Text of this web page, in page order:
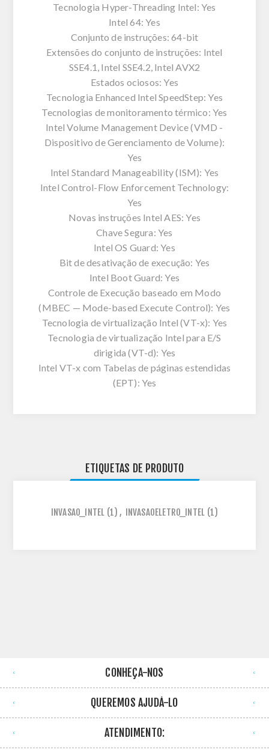
Tecnologia Hyper-Threading Intel: Yes
Intel 64: Yes
Conjunto de instruções: 64-bit
Extensões do conjunto de instruções: Intel
SSE4.1, Intel SSE4.2, Intel AVX2
Estados ociosos: Yes
Tecnologia Enhanced Intel SpeedStep: Yes
Tecnologias de monitoramento térmico: Yes
Intel Volume Management Device (VMD -
Dispositivo de Gerenciamento de Volume):
Yes
Intel Standard Manageability (ISM): Yes
Intel Control-Flow Enforcement Technology:
Yes
Novas instruções Intel AES: Yes
Chave Segura: Yes
Intel OS Guard: Yes
Bit de desativação de execução: Yes
Intel Boot Guard: Yes
Controle de Execução baseado em Modo
(MBEC — Mode-based Execute Control): Yes
Tecnologia de virtualização Intel (VT-x): Yes
Tecnologia de virtualização Intel para E/S
dirigida (VT-d): Yes
Intel VT-x com Tabelas de páginas estendidas
(EPT): Yes
ETIQUETAS DE PRODUTO
INVASAO_INTEL (1) , INVASAOELETRO_INTEL (1)
CONHEÇA-NOS
QUEREMOS AJUDÁ-LO
ATENDIMENTO: